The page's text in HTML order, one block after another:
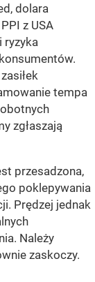
dolara
z USA
ryzyka
tempa
zgłaszają
przesadzona,
poklepywania
Prędzej jednak
Należy
zaskoczy.